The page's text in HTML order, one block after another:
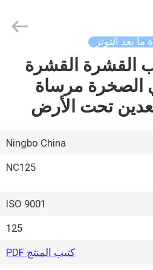
بعد التوتر
القشرة القشرة
الصخرة مرساة
تحت الأرض
Ningbo China
NC125
ISO 9001
125
كتيب المنتج PDF